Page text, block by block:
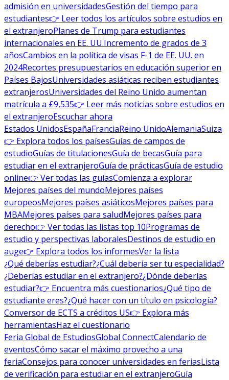
admisión en universidadesGestión del tiempo para
estudiantes👉 Leer todos los artículos sobre estudios en
el extranjeroPlanes de Trump para estudiantes
internacionales en EE. UU.Incremento de grados de 3
añosCambios en la política de visas F-1 de EE. UU. en
2024Recortes presupuestarios en educación superior en
Países BajosUniversidades asiáticas reciben estudiantes
extranjerosUniversidades del Reino Unido aumentan
matrícula a £9,535👉 Leer más noticias sobre estudios en
el extranjeroEscuchar ahora
Estados UnidosEspañaFranciaReino UnidoAlemaniaSuiza
👉 Explora todos los paísesGuías de campos de
estudioGuías de titulacionesGuía de becasGuía para
estudiar en el extranjeroGuía de prácticasGuía de estudio
online👉 Ver todas las guíasComienza a explorar
Mejores países del mundoMejores países
europeosMejores países asiáticosMejores países para
MBAMejores países para saludMejores países para
derecho👉 Ver todas las listas top 10Programas de
estudio y perspectivas laboralesDestinos de estudio en
auge👉 Explora todos los informesVer la lista
¿Qué deberías estudiar?¿Cuál debería ser tu especialidad?
¿Deberías estudiar en el extranjero?¿Dónde deberías
estudiar?👉 Encuentra más cuestionarios¿Qué tipo de
estudiante eres?¿Qué hacer con un título en psicología?
Conversor de ECTS a créditos US👉 Explora más
herramientasHaz el cuestionario
Feria Global de EstudiosGlobal ConnectCalendario de
eventosCómo sacar el máximo provecho a una
feriaConsejos para conocer universidades en feriasLista
de verificación para estudiar en el extranjeroGuía